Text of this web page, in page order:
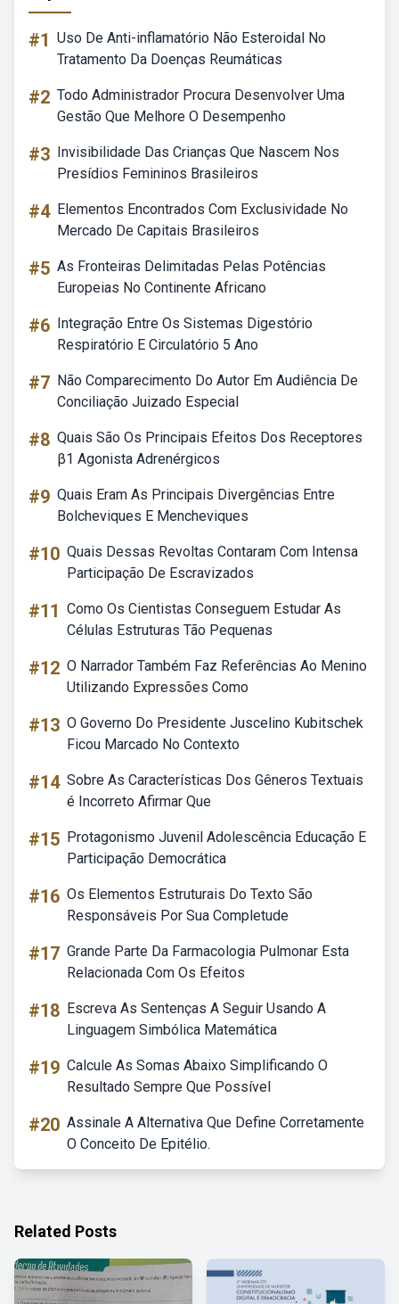
#1 Uso De Anti-inflamatório Não Esteroidal No
Tratamento Da Doenças Reumáticas
#2 Todo Administrador Procura Desenvolver Uma
Gestão Que Melhore O Desempenho
#3 Invisibilidade Das Crianças Que Nascem Nos
Presídios Femininos Brasileiros
#4 Elementos Encontrados Com Exclusividade No
Mercado De Capitais Brasileiros
#5 As Fronteiras Delimitadas Pelas Potências
Europeias No Continente Africano
#6 Integração Entre Os Sistemas Digestório
Respiratório E Circulatório 5 Ano
#7 Não Comparecimento Do Autor Em Audiência De
Conciliação Juizado Especial
#8 Quais São Os Principais Efeitos Dos Receptores
β1 Agonista Adrenérgicos
#9 Quais Eram As Principais Divergências Entre
Bolcheviques E Mencheviques
#10 Quais Dessas Revoltas Contaram Com Intensa
Participação De Escravizados
#11 Como Os Cientistas Conseguem Estudar As
Células Estruturas Tão Pequenas
#12 O Narrador Também Faz Referências Ao Menino
Utilizando Expressões Como
#13 O Governo Do Presidente Juscelino Kubitschek
Ficou Marcado No Contexto
#14 Sobre As Características Dos Gêneros Textuais
é Incorreto Afirmar Que
#15 Protagonismo Juvenil Adolescência Educação E
Participação Democrática
#16 Os Elementos Estruturais Do Texto São
Responsáveis Por Sua Completude
#17 Grande Parte Da Farmacologia Pulmonar Esta
Relacionada Com Os Efeitos
#18 Escreva As Sentenças A Seguir Usando A
Linguagem Simbólica Matemática
#19 Calcule As Somas Abaixo Simplificando O
Resultado Sempre Que Possível
#20 Assinale A Alternativa Que Define Corretamente
O Conceito De Epitélio.
Related Posts